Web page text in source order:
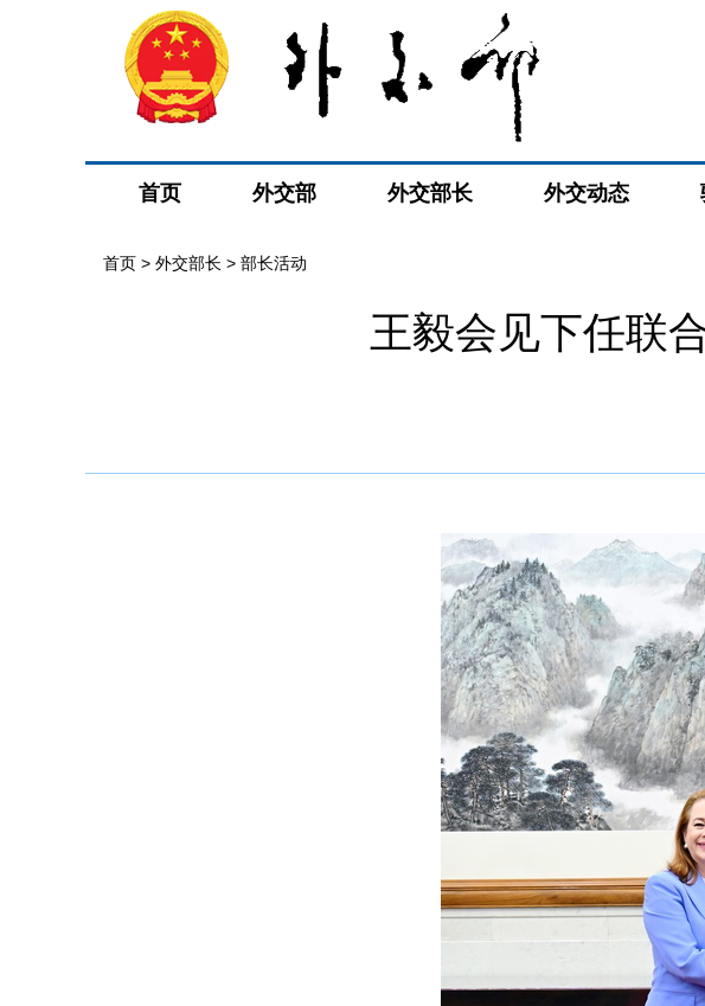
首页 外交部 外交部长 外交动态
首页 > 外交部长 > 部长活动
王毅会见下任联